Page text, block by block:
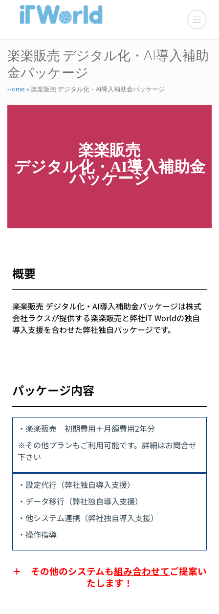
楽楽販売 デジタル化・AI導入補助
金パッケージ
Home »楽楽販売 デジタル化・AI導入補助金パッケージ
楽楽販売
デジタル化・AI導入補助金
パッケージ
概要
楽楽販売 デジタル化・AI導入補助金パッケージは株式
会社ラクスが提供する楽楽販売と弊社IT Worldの独自
導入支援を合わせた弊社独自パッケージです。
パッケージ内容
・楽楽販売 初期費用＋月額費用2年分
※その他プランもご利用可能です。詳細はお問合せ
下さい
・設定代行（弊社独自導入支援）
・データ移行（弊社独自導入支援）
・他システム連携（弊社独自導入支援）
・操作指導
＋ その他のシステムも組み合わせてご提案い
たします！